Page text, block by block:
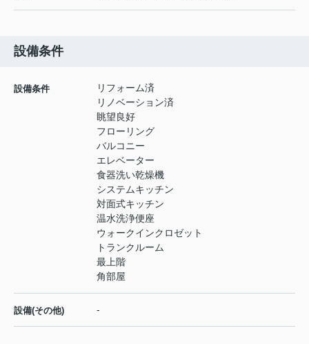
設備条件
設備条件
リフォーム済
リノベーション済
眺望良好
フローリング
バルコニー
エレベーター
食器洗い乾燥機
システムキッチン
対面式キッチン
温水洗浄便座
ウォークインクロゼット
トランクルーム
最上階
角部屋
設備(その他) -